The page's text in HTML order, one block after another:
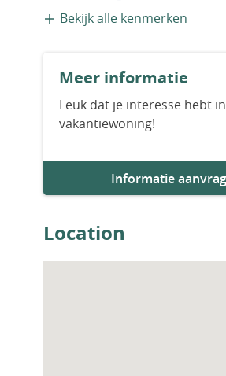
maison spacieuses vous est
Geschakelde recreatiewoning
Bestaande bouw
Aantal badkamers
Bekijk alle kenmerken
Meer informatie
Leuk dat je interesse hebt
vakantiewoning!
Informatie
Location